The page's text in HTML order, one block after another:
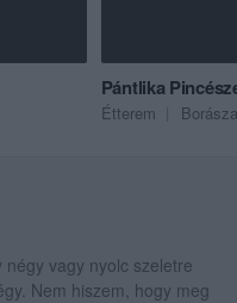
Pántlika
Étterem
vagy nyolc szeletre
Nem hiszem, hogy meg